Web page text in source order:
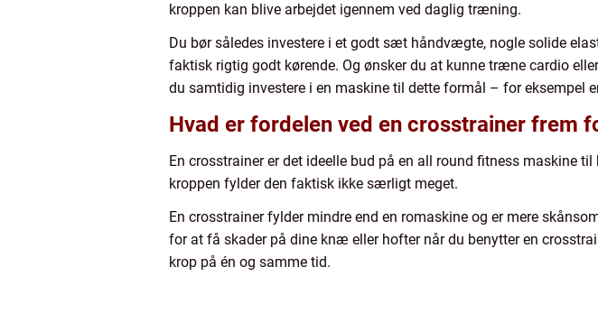
kroppen kan blive arbejdet igennem ved daglig træning.
Du bør således investere i et godt sæt håndvægte, nogle solide
faktisk rigtig godt kørende. Og ønsker du at kunne træne cardio
du samtidig investere i en maskine til dette formål – for eksempel
Hvad er fordelen ved en crosstrainer frem
En crosstrainer er det ideelle bud på en all round fitness maskine
kroppen fylder den faktisk ikke særligt meget.
En crosstrainer fylder mindre end en romaskine og er mere
for at få skader på dine knæ eller hofter når du benytter en
krop på én og samme tid.